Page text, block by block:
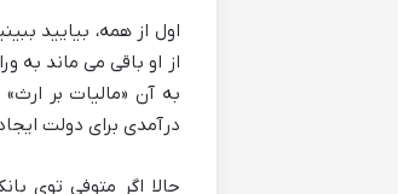
اول از همه، بیایید
از او باقی می ماند به
به آن «مالیات بر
درآمدی برای دولت
حالا اگر متوفی توی